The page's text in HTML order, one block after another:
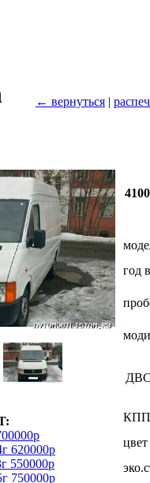
← вернуться |
620000р
550000р
750000р
год
КПП
цвет